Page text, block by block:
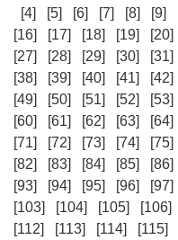
[4]
[5] [6] [7] [8] [9]
[16]
[17] [18] [19] [20]
[27]
[28] [29] [30] [31]
[38]
[39] [40] [41] [42]
[49]
[50] [51] [52] [53]
[60]
[61] [62] [63] [64]
[71]
[72] [73] [74] [75]
[82]
[83] [84] [85] [86]
[93]
[94] [95] [96] [97]
[103]
[104] [105] [106]
[112]
[113] [114] [115]